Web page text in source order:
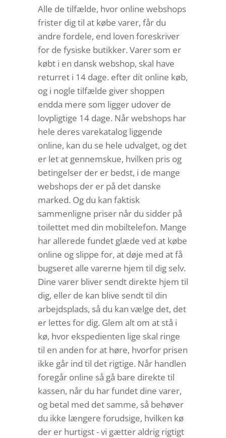
Alle de tilfælde, hvor online webshops
frister dig til at købe varer, får du
andre fordele, end loven foreskriver
for de fysiske butikker. Varer som er
købt i en dansk webshop, skal have
returret i 14 dage. efter dit online køb,
og i nogle tilfælde giver shoppen
endda mere som ligger udover de
lovpligtige 14 dage. Når webshops har
hele deres varekatalog liggende
online, kan du se hele udvalget, og det
er let at gennemskue, hvilken pris og
betingelser der er bedst, i de mange
webshops der er på det danske
marked. Og du kan faktisk
sammenligne priser når du sidder på
toilettet med din mobiltelefon. Mange
har allerede fundet glæde ved at købe
online og slippe for, at døje med at få
bugseret alle varerne hjem til dig selv.
Dine varer bliver sendt direkte hjem til
dig, eller de kan blive sendt til din
arbejdsplads, så du kan vælge det, det
er lettes for dig. Glem alt om at stå i
kø, hvor ekspedienten lige skal ringe
til en anden for at høre, hvorfor prisen
ikke går ind til det rigtige. Når handlen
foregår online så gå bare direkte til
kassen, når du har fundet dine varer,
og betal med det samme, så behøver
du ikke længere forudsige, hvilken kø
der er hurtigst - vi gætter aldrig rigtigt